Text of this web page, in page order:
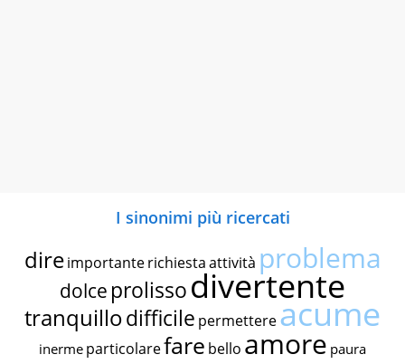
I sinonimi più ricercati
dire importante richiestaattività problema
dolce prolissodivertente
tranquillodifficile permettereacume
inerme particolarefare bello amore paura